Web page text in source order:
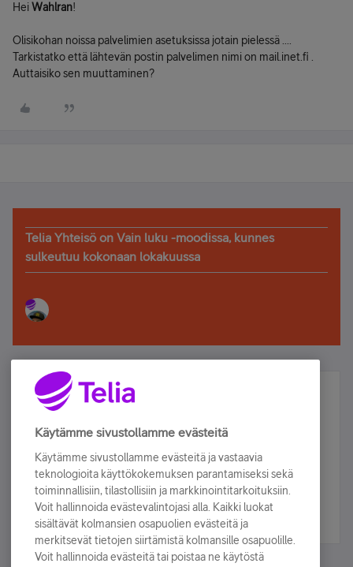
HeiWahlran!
Olisikohan noissa palvelimien asetuksissa jotain pielessä ....
Tarkistatko että lähtevän postin palvelimen nimi on mail.inet.fi .
Auttaisiko sen muuttaminen?
Telia Yhteisö on Vain luku -moodissa, kunnes
sulkeutuu kokonaan lokakuussa
Älä jää paitsi – osallistu ja voita!
Tilaa Telian uutiskirje ja olet mukana arvonnassa.
sähköpostiisi.
Tilaa nyt
Käytämme sivustollamme evästeitä
Käytämme sivustollamme evästeitä ja vastaavia
teknologioita käyttökokemuksen parantamiseksi sekä
toiminnallisiin, tilastollisiin ja markkinointitarkoituksiin.
Voit hallinnoida evästevalintojasi alla. Kaikki luokat
sisältävät kolmansien osapuolien evästeitä ja
merkitsevät tietojen siirtämistä kolmansille osapuolille.
Voit hallinnoida evästeitä tai poistaa ne käytöstä